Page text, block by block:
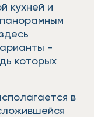
кухней и
-
которых
в